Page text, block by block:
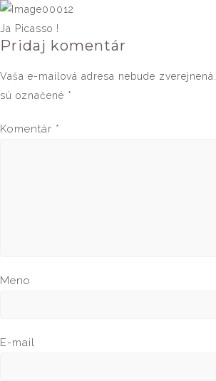
Ja Picasso !
Pridaj komentár
Vaša e-mailová adresa nebude zverejnená.
sú označené *
Komentár *
Meno
E-mail